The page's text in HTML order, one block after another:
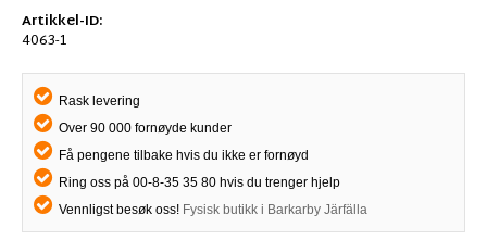
Artikkel-ID:
4063-1
Rask levering
Over 90 000 fornøyde kunder
Få pengene tilbake hvis du ikke er fornøyd
Ring oss på 00-8-35 35 80 hvis du trenger hjelp
Vennligst besøk oss! Fysisk butikk i Barkarby Järfälla